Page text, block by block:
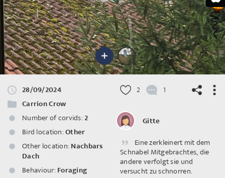
28/09/2024
Carrion Crow
Number of corvids:2
Bird location:Other
Other location: Nachbars
Dach
Behaviour: Foraging
2 1
Gitte
Eine zerkleinert mit dem
Schnabel Mitgebrachtes, die
andere verfolgt sie und
versucht zu schnorren.
©OpenStreetMap contributors.